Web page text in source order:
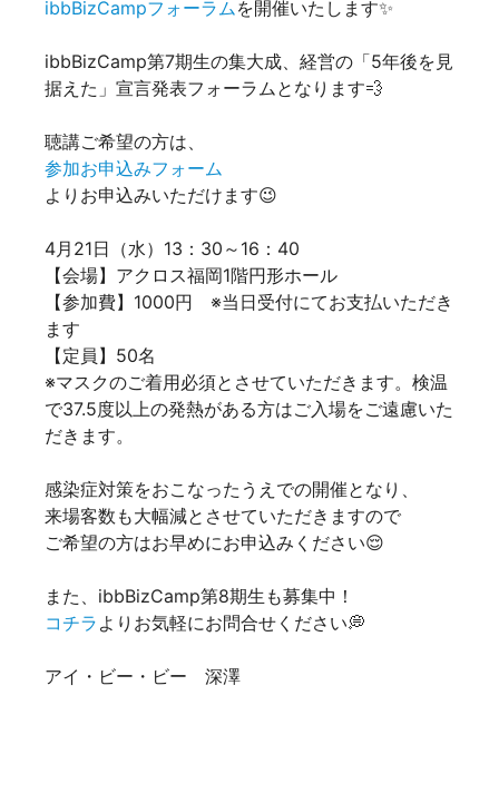
ibbBizCampフォーラムを開催いたします✨
ibbBizCamp第7期生の集大成、経営の「5年後を見
据えた」宣言発表フォーラムとなります💨
聴講ご希望の方は、
参加お申込みフォーム
よりお申込みいただけます😉
4月21日（水）13：30～16：40
【会場】アクロス福岡1階円形ホール
【参加費】1000円 ※当日受付にてお支払いただき
ます
【定員】50名
※マスクのご着用必須とさせていただきます。検温
で37.5度以上の発熱がある方はご入場をご遠慮いた
だきます。
感染症対策をおこなったうえでの開催となり、
来場客数も大幅減とさせていただきますので
ご希望の方はお早めにお申込みください😌
また、ibbBizCamp第8期生も募集中！
コチラ よりお気軽にお問合せください💭
アイ・ビー・ビー 深澤